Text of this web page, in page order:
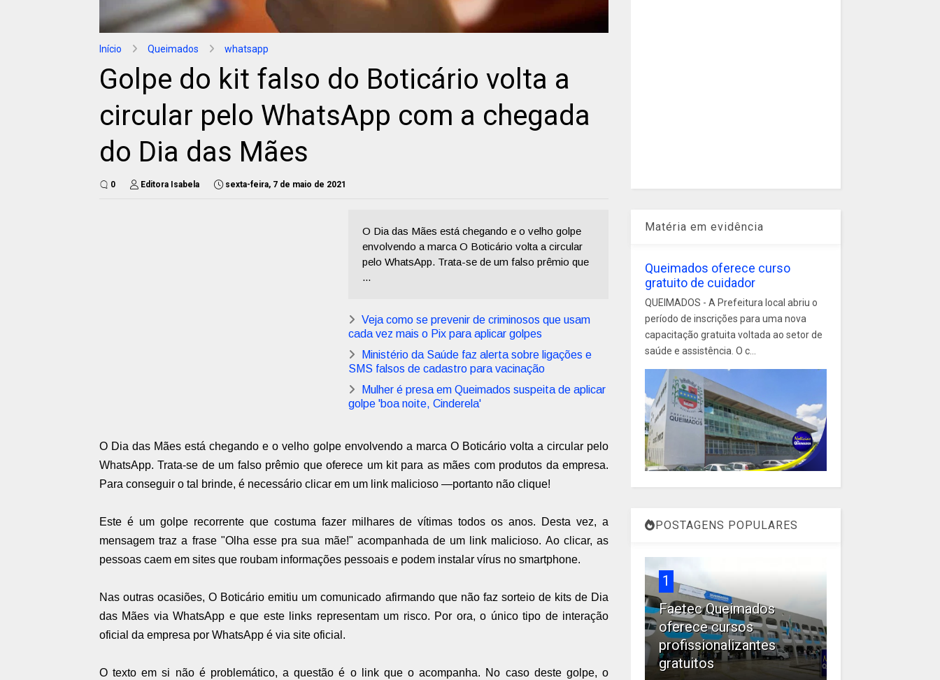
Início Queimados whatsapp
Golpe do kit falso do Boticário volta a
circular pelo WhatsApp com a chegada
do Dia das Mães
0 Editora Isabela sexta-feira, 7 de maio de 2021
O Dia das Mães está chegando e o velho golpe
envolvendo a marca O Boticário volta a circular
pelo WhatsApp. Trata-se de um falso prêmio que
...
Veja como se prevenir de criminosos que usam
cada vez mais o Pix para aplicar golpes
Ministério da Saúde faz alerta sobre ligações e
SMS falsos de cadastro para vacinação
Mulher é presa em Queimados suspeita de aplicar
golpe 'boa noite, Cinderela'
O Dia das Mães está chegando e o velho golpe envolvendo a marca O Boticário volta a circular pelo
WhatsApp. Trata-se de um falso prêmio que oferece um kit para as mães com produtos da empresa.
Para conseguir o tal brinde, é necessário clicar em um link malicioso —portanto não clique!
Este é um golpe recorrente que costuma fazer milhares de vítimas todos os anos. Desta vez, a
mensagem traz a frase "Olha esse pra sua mãe!" acompanhada de um link malicioso. Ao clicar, as
pessoas caem em sites que roubam informações pessoais e podem instalar vírus no smartphone.
Nas outras ocasiões, O Boticário emitiu um comunicado afirmando que não faz sorteio de kits de Dia
das Mães via WhatsApp e que este links representam um risco. Por ora, o único tipo de interação
oficial da empresa por WhatsApp é via site oficial.
O texto em si não é problemático, a questão é o link que o acompanha. No caso deste golpe, o
Matéria em evidência
Queimados oferece curso
gratuito de cuidador
QUEIMADOS - A Prefeitura local abriu o
período de inscrições para uma nova
capacitação gratuita voltada ao setor de
saúde e assistência. O c...
POSTAGENS POPULARES
1
Faetec Queimados
oferece cursos
profissionalizantes
gratuitos